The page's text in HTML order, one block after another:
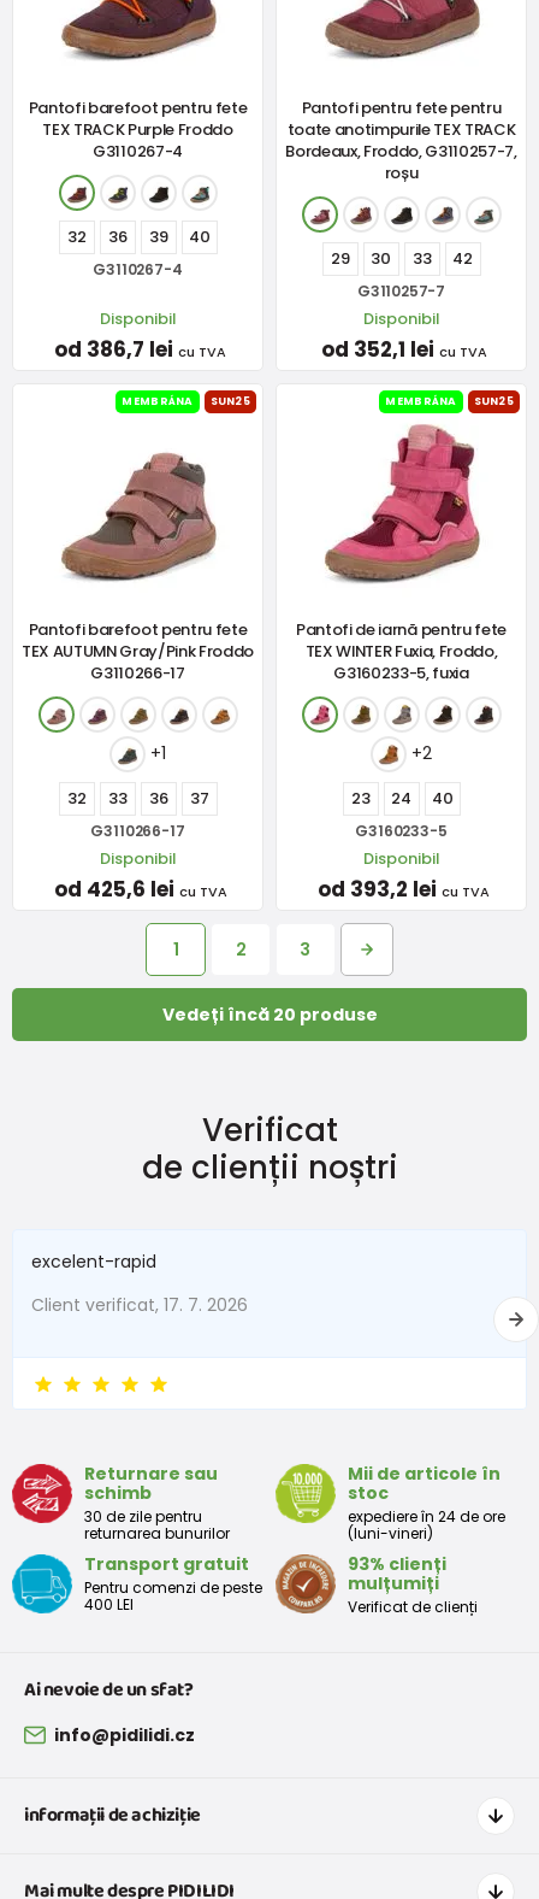
Pantofi barefoot pentru fete
TEX TRACK Purple Froddo
G3110267-4
32 36 39 40
G3110267-4
Disponibil
od 386,7 lei cu TVA
Pantofi pentru fete pentru
toate anotimpurile TEX TRACK
Bordeaux, Froddo, G3110257-7,
roșu
29 30 33 42
G3110257-7
Disponibil
od 352,1 lei cu TVA
MEMBRÁNA SUN25
Pantofi barefoot pentru fete
TEX AUTUMN Gray/Pink Froddo
G3110266-17
+1
32 33 36 37
G3110266-17
Disponibil
od 425,6 lei cu TVA
MEMBRÁNA SUN25
Pantofi de iarnă pentru fete
TEX WINTER Fuxia, Froddo,
G3160233-5, fuxia
+2
23 24 40
G3160233-5
Disponibil
od 393,2 lei cu TVA
1 2 3
Vedeți încă 20 produse
Verificat
de clienții noștri
excelent-rapid
Client verificat, 17. 7. 2026
Returnare sau
schimb
30 de zile pentru
returnarea bunurilor
Mii de articole în
stoc
expediere în 24 de ore
(luni-vineri)
Transport gratuit
Pentru comenzi de peste
400 LEI
93% clienți
mulțumiți
Verificat de clienți
Ai nevoie de un sfat?
info@pidilidi.cz
informații de achiziție
Mai multe despre PIDILIDI